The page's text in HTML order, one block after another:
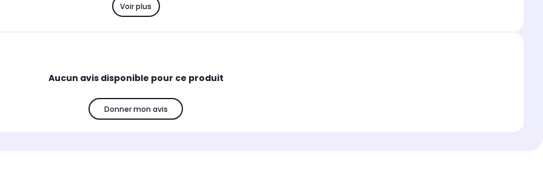
à tous les profils de cuisiniers pour une utilisation simple et quotidienne. Les fouets, spatules, louches,
Voir plus
Aucun avis disponible pour ce produit
Donner mon avis